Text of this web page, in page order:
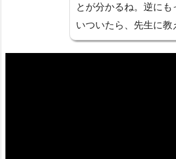
とが分かるね。逆に
いついたら、先生に教